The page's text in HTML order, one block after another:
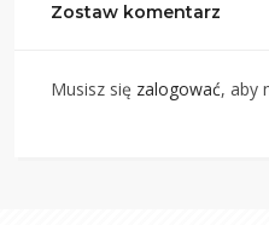
Zostaw komentarz
Musisz się zalogować, aby